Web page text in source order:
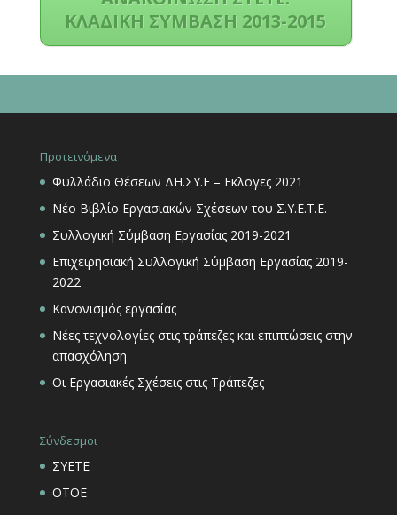
ΚΛΑΔΙΚΗ ΣΥΜΒΑΣΗ 2013-2015
Προτεινόμενα
Φυλλάδιο Θέσεων ΔΗ.ΣΥ.Ε – Εκλογες 2021
Νέο Βιβλίο Εργασιακών Σχέσεων του Σ.Υ.Ε.Τ.Ε.
Συλλογική Σύμβαση Εργασίας 2019-2021
Επιχειρησιακή Συλλογική Σύμβαση Εργασίας 2019-
2022
Κανονισμός εργασίας
Νέες τεχνολογίες στις τράπεζες και επιπτώσεις στην
απασχόληση
Οι Εργασιακές Σχέσεις στις Τράπεζες
Σύνδεσμοι
ΣΥΕΤΕ
ΟΤΟΕ